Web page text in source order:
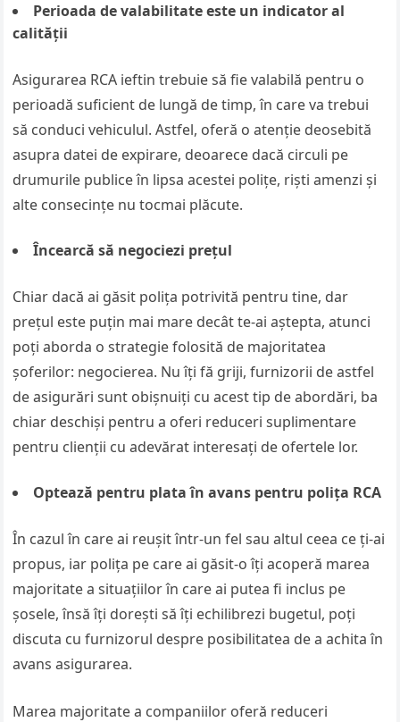
Perioada de valabilitate este un indicator al
calității
Asigurarea RCA ieftin trebuie să fie valabilă pentru o
perioadă suficient de lungă de timp, în care va trebui
să conduci vehiculul. Astfel, oferă o atenție deosebită
asupra datei de expirare, deoarece dacă circuli pe
drumurile publice în lipsa acestei polițe, riști amenzi și
alte consecințe nu tocmai plăcute.
Încearcă să negociezi prețul
Chiar dacă ai găsit polița potrivită pentru tine, dar
prețul este puțin mai mare decât te-ai aștepta, atunci
poți aborda o strategie folosită de majoritatea
șoferilor: negocierea. Nu îți fă griji, furnizorii de astfel
de asigurări sunt obișnuiți cu acest tip de abordări, ba
chiar deschiși pentru a oferi reduceri suplimentare
pentru clienții cu adevărat interesați de ofertele lor.
Optează pentru plata în avans pentru polița RCA
În cazul în care ai reușit într-un fel sau altul ceea ce ți-ai
propus, iar polița pe care ai găsit-o îți acoperă marea
majoritate a situațiilor în care ai putea fi inclus pe
șosele, însă îți dorești să îți echilibrezi bugetul, poți
discuta cu furnizorul despre posibilitatea de a achita în
avans asigurarea.
Marea majoritate a companiilor oferă reduceri